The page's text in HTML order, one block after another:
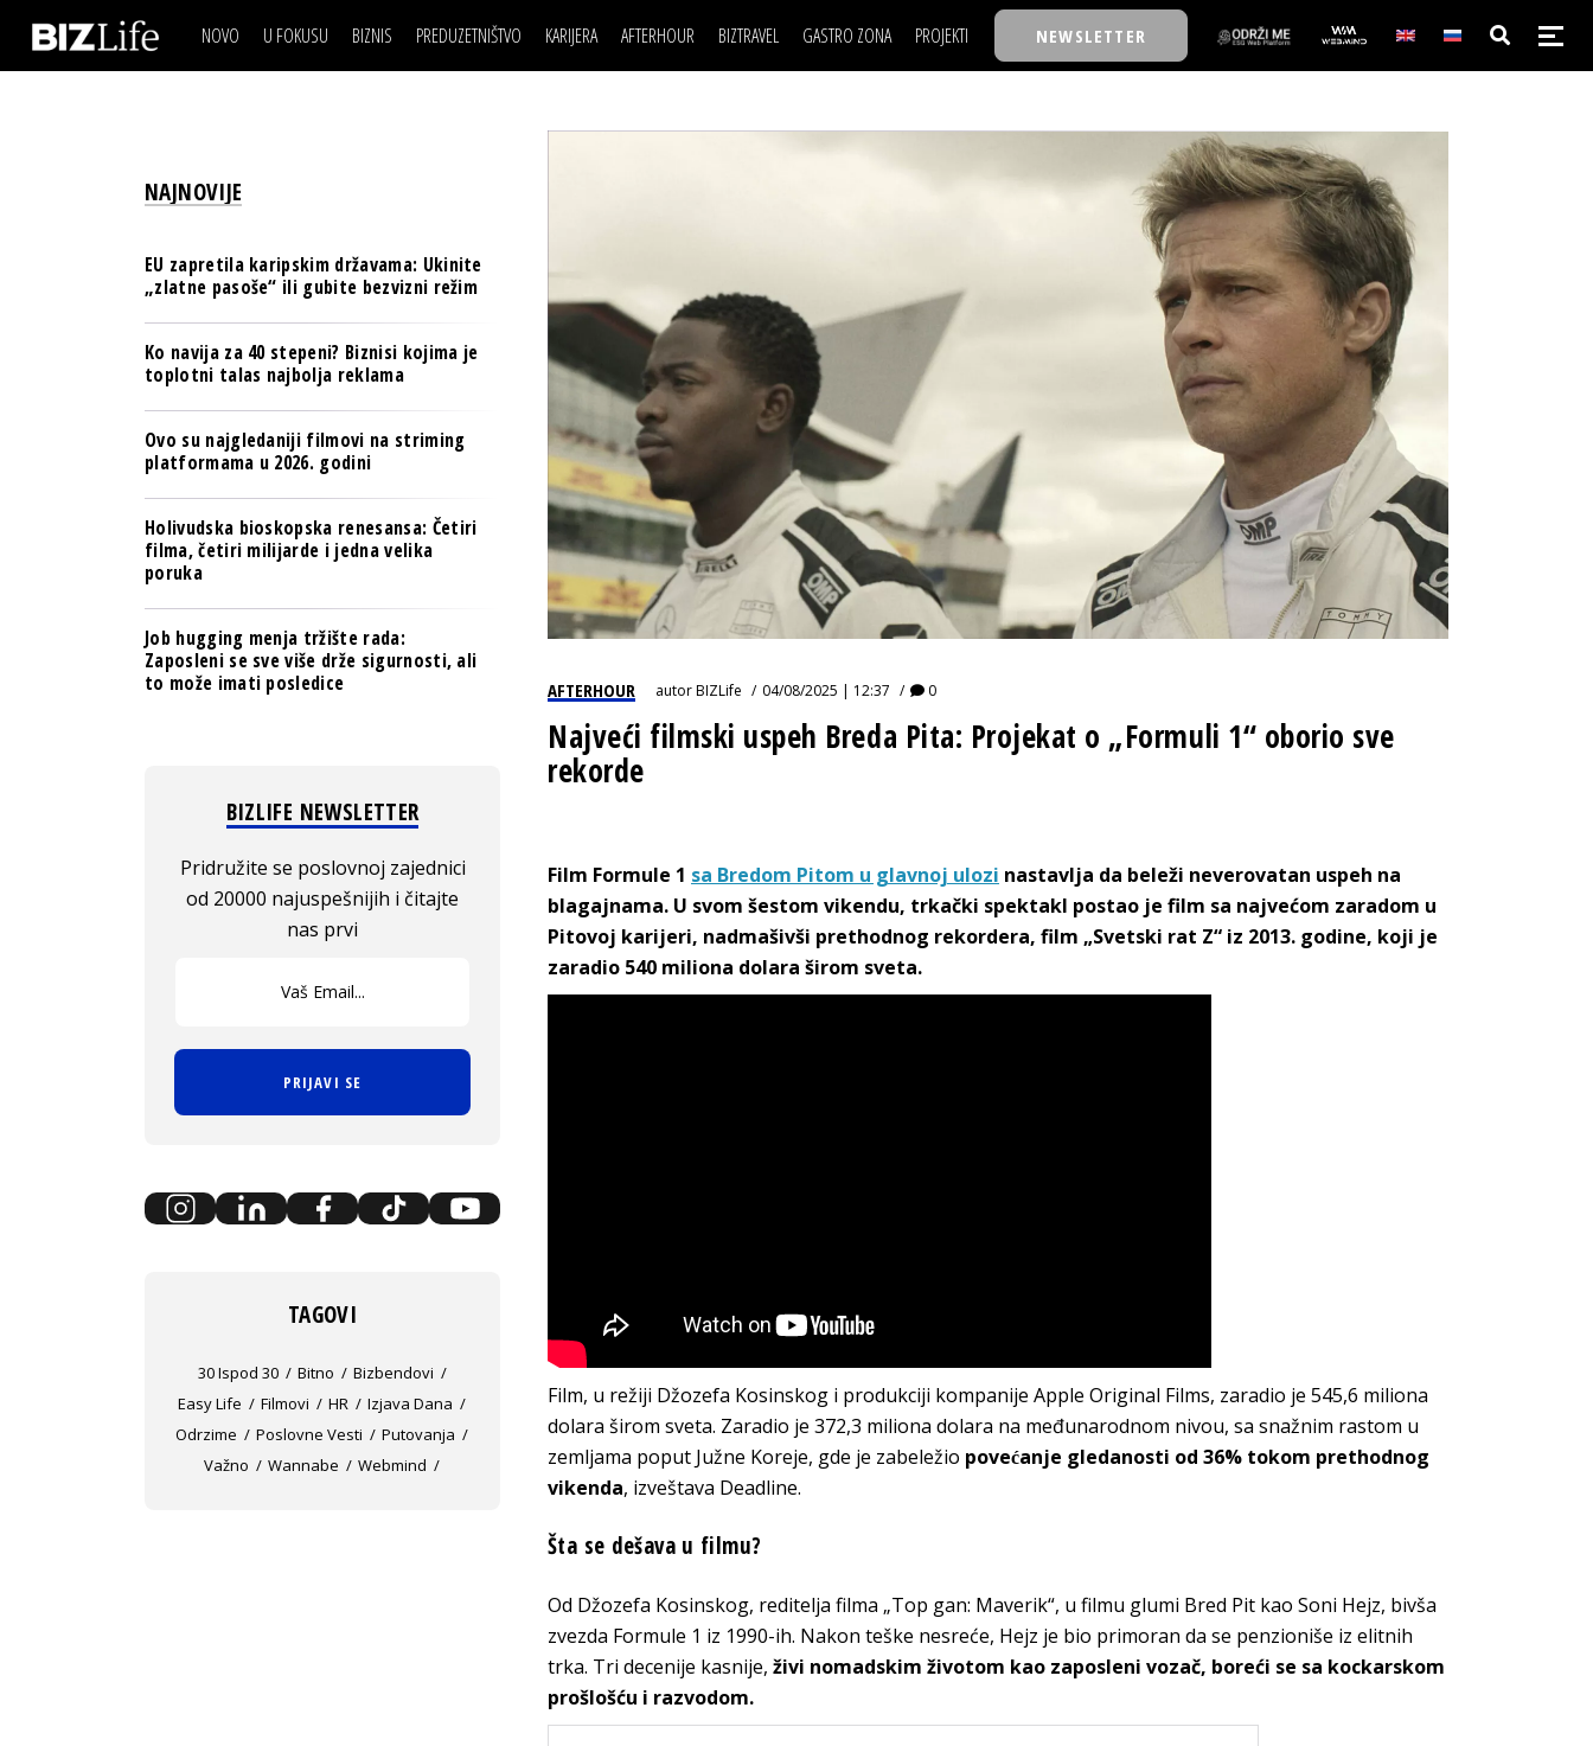
NOVO U FOKUSU BIZNIS
BANKE
OSIGURANJE
TECH I AI
BIZNIS & SPORT
PULS REGIONA
NOVO NA RAFU
PREDUZETNIŠTVO KARIJERA AFTERHOUR BIZTRAVEL GASTRO ZONA PROJEKTI
BIZKOLEGIJUM
IZJAVA GODINE
NEWSLETTER
IZJAVA DANABIZNIS SCENA
BREND I KOMUNIKACIJE
OSIGURANJE
TECH I AI
PULS REGIONA
POSAO
MOJ UGAO
FILM I SCENA
AUTO SVET
NAJKOLEGA
30 ISPOD 30
BMW BIZNIS LIGA
BIZLIFE WEEK
AFTERHOUR autorBIZLife 04/08/2025 | 12:37 0
Najveći filmski uspeh Breda Pita: Projekat o „Formuli 1“ oborio sve
rekorde
Film Formule 1 sa Bredom Pitom u glavnoj ulozi nastavlja da beleži neverovatan uspeh na
blagajnama. U svom šestom vikendu, trkački spektakl postao je film sa najvećom zaradom u
Pitovoj karijeri, nadmašivši prethodnog rekordera, film „Svetski rat Z“ iz 2013. godine, koji je
zaradio 540 miliona dolara širom sveta.
Film, u režiji Džozefa Kosinskog i produkciji kompanije Apple Original Films, zaradio je 545,6 miliona
dolara širom sveta. Zaradio je 372,3 miliona dolara na međunarodnom nivou, sa snažnim rastom u
zemljama poput Južne Koreje, gde je zabeležio povećanje gledanosti od 36% tokom prethodnog
vikenda, izveštava Deadline.
Šta se dešava u filmu?
Od Džozefa Kosinskog, reditelja filma „Top gan: Maverik“, u filmu glumi Bred Pit kao Soni Hejz, bivša
zvezda Formule 1 iz 1990-ih. Nakon teške nesreće, Hejz je bio primoran da se penzioniše iz elitnih
trka. Tri decenije kasnije, živi nomadskim životom kao zaposleni vozač, boreći se sa kockarskom
prošlošću i razvodom.
NAJNOVIJE
EU zapretila karipskim državama: Ukinite
„zlatne pasoše“ ili gubite bezvizni režim
Ko navija za 40 stepeni? Biznisi kojima je
toplotni talas najbolja reklama
Ovo su najgledaniji filmovi na striming
platformama u 2026. godini
Holivudska bioskopska renesansa: Četiri
filma, četiri milijarde i jedna velika
poruka
Job hugging menja tržište rada:
Zaposleni se sve više drže sigurnosti, ali
to može imati posledice
BIZLIFE NEWSLETTER
Pridružite se poslovnoj zajednici
od 20000 najuspešnijih i čitajte
nas prvi
PRIJAVI SE
TAGOVI
30 Ispod 30 Bitno
Bizbendovi
Easy Life
Filmovi HR
Izjava Dana
Odrzime
Poslovne Vesti
Putovanja
Važno
Wannabe Webmind